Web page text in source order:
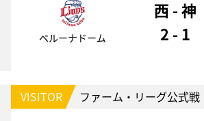
ベルーナドーム
西 - 神
2 - 1
VISITOR ファーム・リーグ公式戦